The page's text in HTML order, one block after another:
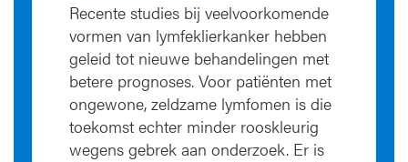
Recente studies bij veelvoorkomende
vormen van lymfeklierkanker hebben
geleid tot nieuwe behandelingen met
betere prognoses. Voor patiënten met
ongewone, zeldzame lymfomen is die
toekomst echter minder rooskleurig
wegens gebrek aan onderzoek. Er is